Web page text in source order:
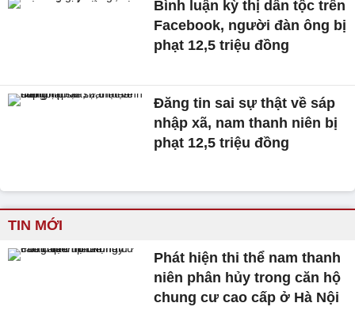
Bình luận kỳ thị dân tộc trên
Facebook, người đàn ông bị
phạt 12,5 triệu đồng
Đăng tin sai sự thật về sáp
nhập xã, nam thanh niên bị
phạt 12,5 triệu đồng
TIN MỚI
Phát hiện thi thể nam thanh
niên phân hủy trong căn hộ
chung cư cao cấp ở Hà Nội